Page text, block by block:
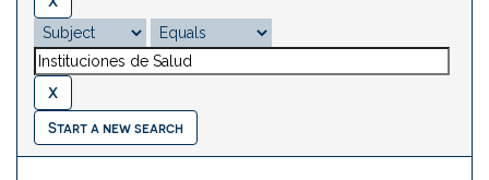
Start a new search